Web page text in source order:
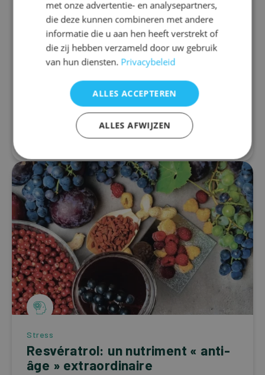
Stress
Resveratrol: Du nutriment au
médicament
Du nutriment au médicament Les propriétés
s’agit d’un nutriment si par- ticulier et si
polyvalent qu’il est non seulement très...
En savoir plus
Stress
Resvératrol: un nutriment « anti-
âge » extraordinaire
met onze advertentie- en analysepartners,
die deze kunnen combineren met andere
informatie die u aan hen heeft verstrekt of
die zij hebben verzameld door uw gebruik
van hun diensten. Privacybeleid
ALLES ACCEPTEREN
ALLES AFWIJZEN